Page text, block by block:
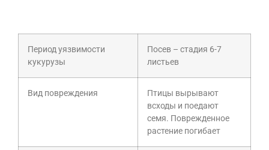
Период уязвимости
кукурузы
Посев – стадия 6-7
листьев
Вид повреждения
Птицы вырывают
всходы и поедают
семя. Поврежденное
растение погибает